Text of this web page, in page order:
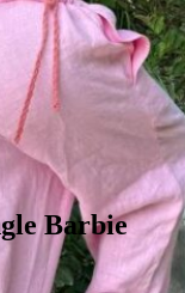
Barbie